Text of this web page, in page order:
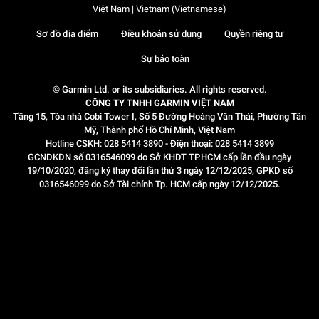
© Garmin Ltd. or its subsidiaries. All rights reserved.
CÔNG TY TNHH GARMIN VIỆT NAM
Tầng 15, Tòa nhà Cobi Tower I, Số 5 Đường Hoàng Văn Thái, Phường Tân
Mỹ, Thành phố Hồ Chí Minh, Việt Nam
Hotline CSKH: 028 5414 3890 - Điện thoại: 028 5414 3899
GCNDKDN số 0316546099 do Sở KHDT TP.HCM cấp lần đầu ngày
19/10/2020, đăng ký thay đổi lần thứ 3 ngày 12/12/2025, GPKD số
0316546099 do Sở Tài chính Tp. HCM cấp ngày 12/12/2025.
Sơ đồ địa điểm Điều khoản sử dụng Quyền riêng tư
Sự bảo toàn
Việt Nam | Vietnam (Vietnamese)